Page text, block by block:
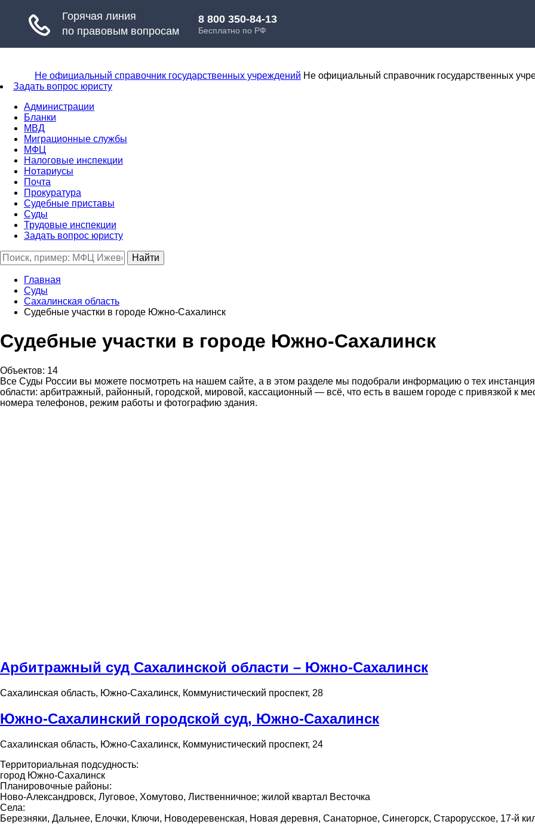
Не официальный справочник государственных учреждений Не официальный справочник государственных
Задать вопрос юристу
Администрации
Бланки
МВД
Миграционные службы
МФЦ
Налоговые инспекции
Нотариусы
Почта
Прокуратура
Судебные приставы
Суды
Трудовые инспекции
Задать вопрос юристу
Главная
Суды
Сахалинская область
Судебные участки в городе Южно-Сахалинск
Судебные участки в городе Южно-Сахалинск
Объектов: 14
Все Суды России вы можете посмотреть на нашем сайте, а в этом разделе мы подобрали информацию о тех
области: арбитражный, районный, городской, мировой, кассационный — всё, что есть в вашем городе с привязкой к
номера телефонов, режим работы и фотографию здания.
Арбитражный суд Сахалинской области – Южно-Сахалинск
Сахалинская область, Южно-Сахалинск, Коммунистический проспект, 28
Южно-Сахалинский городской суд, Южно-Сахалинск
Сахалинская область, Южно-Сахалинск, Коммунистический проспект, 24
Территориальная подсудность:
город Южно-Сахалинск
Планировочные районы:
Ново-Александровск, Луговое, Хомутово, Лиственничное; жилой квартал Весточка
Села:
Березняки, Дальнее, Елочки, Ключи, Новодеревенская, Новая деревня, Санаторное, Синегорск, Старорусское, 17-й